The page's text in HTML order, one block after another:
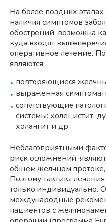
На более поздних этапах
наличия симптомов
обострений, возможна
куда входят
оперативное лечение.
являются:
повторяющиеся
выраженная
сопутствующие
системы: холецистит,
холангит и др.
Неблагоприятными
риск осложнений,
общем желчном
Поэтому тактика
только индивидуально.
международные
пациентов с